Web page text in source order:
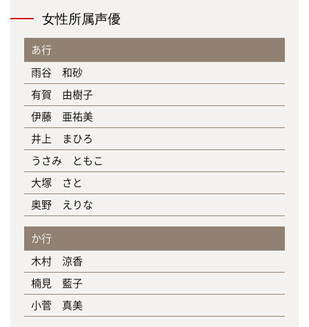
女性所属声優
あ行
雨谷 和砂
有賀 由樹子
伊藤 亜祐美
井上 まひろ
うさみ ともこ
大塚 さと
奥野 えりな
か行
木村 涼香
楠見 藍子
小菅 真美